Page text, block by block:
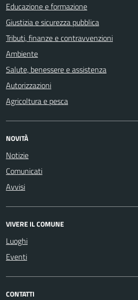
Educazione e formazione
Giustizia e sicurezza pubblica
Tributi, finanze e contravvenzioni
Ambiente
Salute, benessere e assistenza
Autorizzazioni
Agricoltura e pesca
NOVITÀ
Notizie
Comunicati
Avvisi
VIVERE IL COMUNE
Luoghi
Eventi
CONTATTI